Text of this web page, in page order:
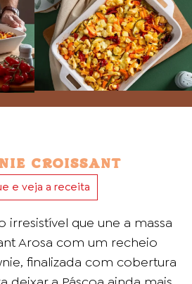
CROISSANT
e veja a receita
irresistível que une a massa
Arosa com um recheio
finalizada com cobertura